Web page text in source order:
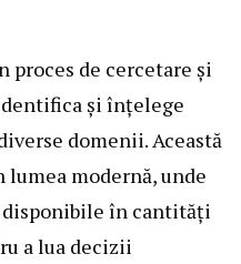
de cercetare și
și înțelege
domenii. Această
modernă, unde
în cantități
a lua decizii